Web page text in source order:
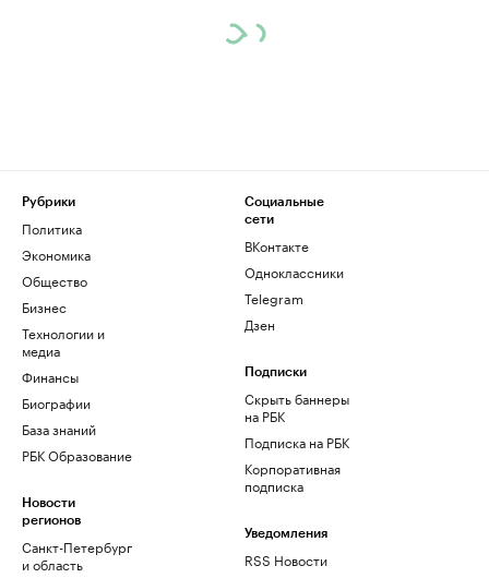
Рубрики
Политика
Экономика
Общество
Бизнес
Технологии и
медиа
Финансы
Биографии
База знаний
РБК Образование
Новости
регионов
Санкт-Петербург
и область
Социальные
сети
ВКонтакте
Одноклассники
Telegram
Дзен
Подписки
Скрыть баннеры
на РБК
Подписка на РБК
Корпоративная
подписка
Уведомления
RSS Новости